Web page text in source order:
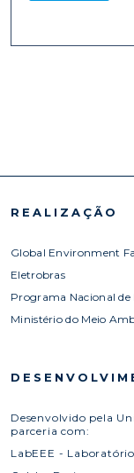
REALIZAÇÃO
Global Environment
Eletrobras
Programa Nacional
Ministério do Meio
Desenvolvido pela
parceria com:
LabEEE -